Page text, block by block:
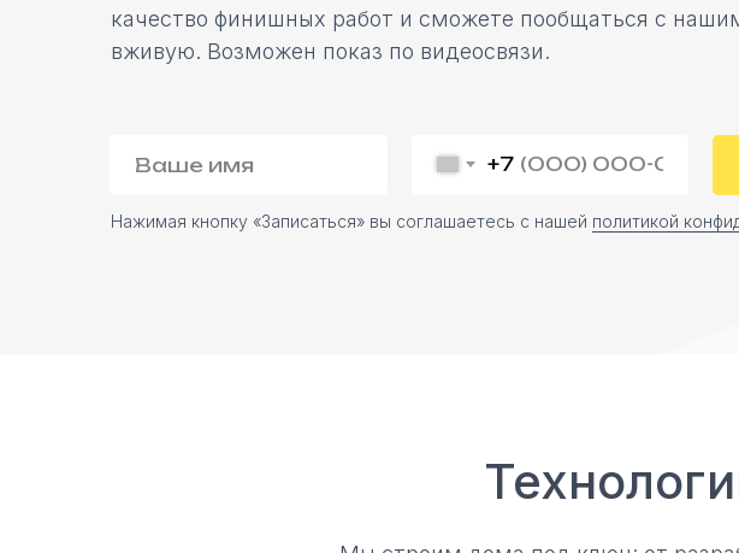
качество финишных работ и сможете пообщаться с
вживую. Возможен показ по видеосвязи.
+7
Нажимая кнопку «Записаться» вы соглашаетесь с нашей политикой